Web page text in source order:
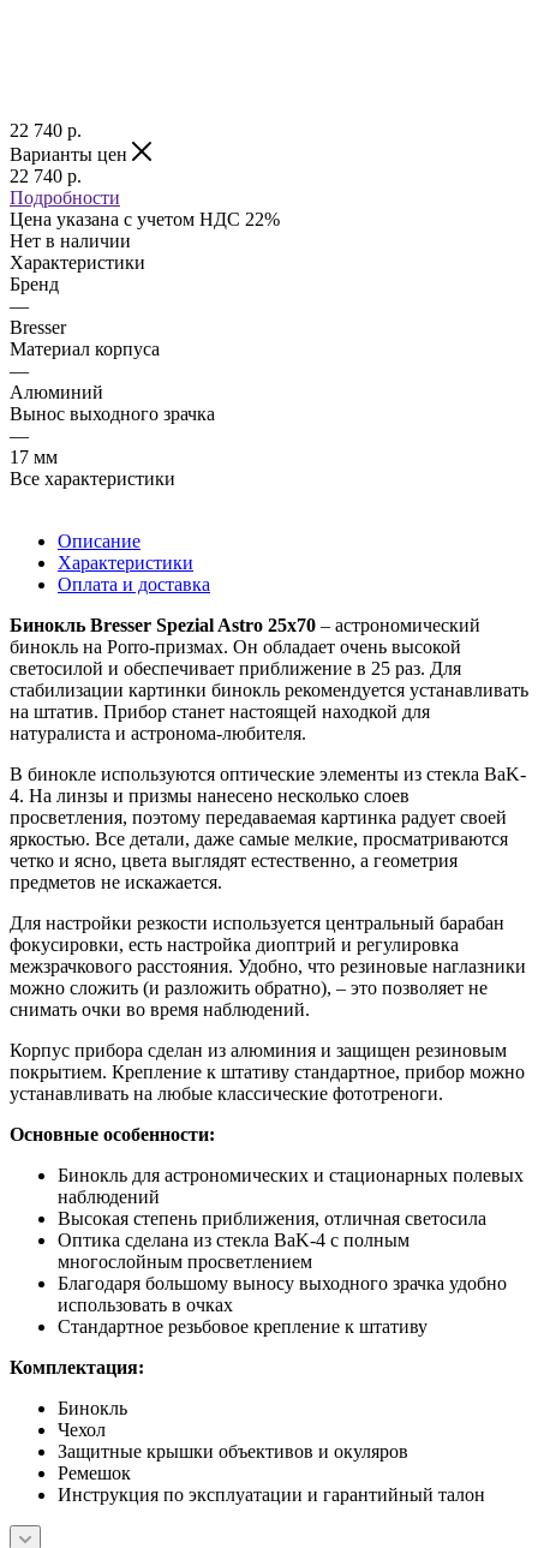
22 740 р.
Варианты цен
22 740 р.
Подробности
Цена указана с учетом НДС 22%
Нет в наличии
Характеристики
Бренд
—
Bresser
Материал корпуса
—
Алюминий
Вынос выходного зрачка
—
17 мм
Все характеристики
Описание
Характеристики
Оплата и доставка
Бинокль Bresser Spezial Astro 25x70 – астрономический
бинокль на Porro-призмах. Он обладает очень высокой
светосилой и обеспечивает приближение в 25 раз. Для
стабилизации картинки бинокль рекомендуется устанавливать
на штатив. Прибор станет настоящей находкой для
натуралиста и астронома-любителя.
В бинокле используются оптические элементы из стекла BaK-
4. На линзы и призмы нанесено несколько слоев
просветления, поэтому передаваемая картинка радует своей
яркостью. Все детали, даже самые мелкие, просматриваются
четко и ясно, цвета выглядят естественно, а геометрия
предметов не искажается.
Для настройки резкости используется центральный барабан
фокусировки, есть настройка диоптрий и регулировка
межзрачкового расстояния. Удобно, что резиновые наглазники
можно сложить (и разложить обратно), – это позволяет не
снимать очки во время наблюдений.
Корпус прибора сделан из алюминия и защищен резиновым
покрытием. Крепление к штативу стандартное, прибор можно
устанавливать на любые классические фототреноги.
Основные особенности:
Бинокль для астрономических и стационарных полевых
наблюдений
Высокая степень приближения, отличная светосила
Оптика сделана из стекла BaK-4 с полным
многослойным просветлением
Благодаря большому выносу выходного зрачка удобно
использовать в очках
Стандартное резьбовое крепление к штативу
Комплектация:
Бинокль
Чехол
Защитные крышки объективов и окуляров
Ремешок
Инструкция по эксплуатации и гарантийный талон